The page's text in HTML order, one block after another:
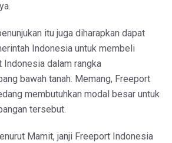
itu juga diharapkan dapat
Indonesia untuk membeli
dalam rangka
bawah tanah. Memang, Freeport
membutuhkan modal besar untuk
tersebut.
Mamit, janji Freeport Indonesia